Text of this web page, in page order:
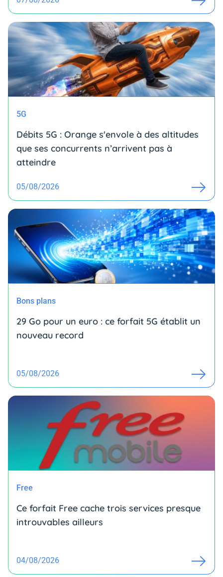
5G
Débits 5G : Orange s'envole à des altitudes
que ses concurrents n’arrivent pas à
atteindre
05/08/2026
Bons plans
29 Go pour un euro : ce forfait 5G établit un
nouveau record
05/08/2026
Free
Ce forfait Free cache trois services presque
introuvables ailleurs
04/08/2026